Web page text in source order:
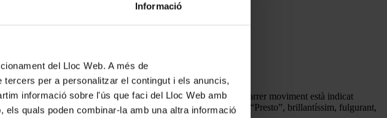
Informació
del Lloc Web. A més de
per a personalitzar el contingut i els anuncis,
informació sobre l'ús que faci del Lloc Web amb
quals poden combinar-la amb una altra informació
plausible però no memorable. Tot i que és ben cert que el darrer moviment està indicat
que és el pianista qui senyoreja l’obra i no a l’inrevés. Aquell “Presto”, brillantíssim, fulgurant,